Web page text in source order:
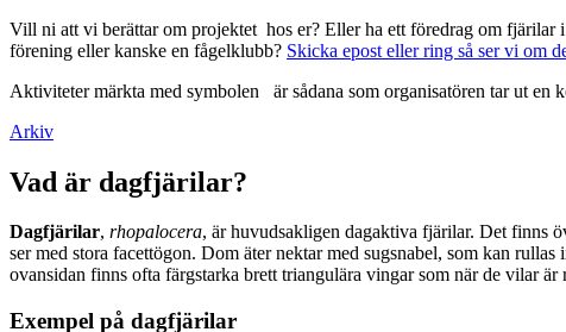
Vill ni att vi berättar om projektet hos er? Eller ha ett föredrag om fjärilar
förening eller kanske en fågelklubb? Skicka epost eller ring så ser vi om
Aktiviteter märkta med symbolen
är sådana som organisatören tar ut en
Arkiv
Vad är dagfjärilar?
Dagfjärilar, rhopalocera, är huvudsakligen dagaktiva fjärilar. Det finns
ser med stora facettögon. Dom äter nektar med sugsnabel, som kan
ovansidan finns ofta färgstarka brett triangulära vingar som när de vilar är
Exempel på dagfjärilar